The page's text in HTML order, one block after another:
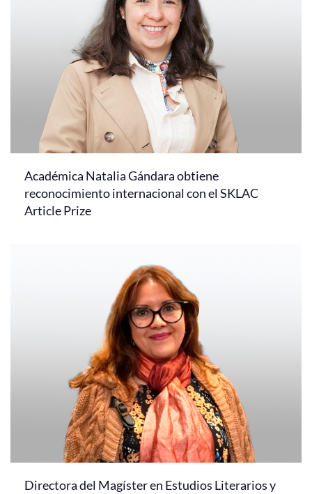
Académica Natalia Gándara obtiene
reconocimiento internacional con el SKLAC
Article Prize
Directora del Magíster en Estudios Literarios y